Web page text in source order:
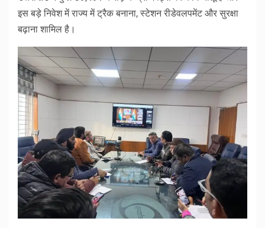
इस बड़े निवेश में राज्य में ट्रैक बनाना, स्टेशन रीडेवलपमेंट और सुरक्षा
बढ़ाना शामिल है।